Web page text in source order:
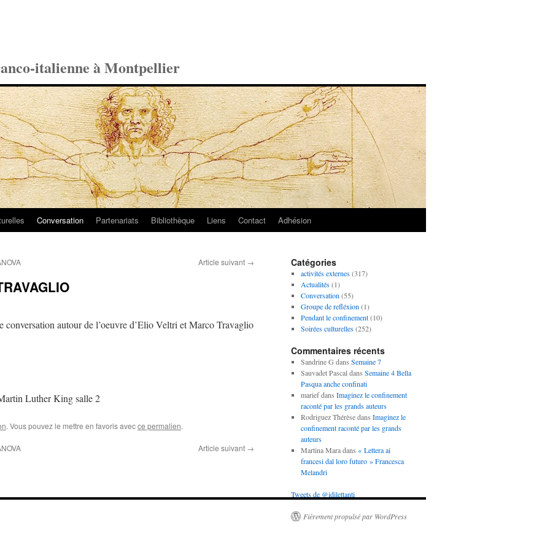
italienne à Montpellier
Conversation Partenariats Bibliothèque Liens Contact Adhésion
Article suivant →
conversation autour de l’oeuvre d’Elio Veltri et Marco Travaglio
Luther King salle 2
. Vous pouvez le mettre en favoris avecce permalien.
Article suivant →
Catégories
activités externes(317)
Actualités(1)
Conversation (55)
Groupe de refléxion (1)
Pendant le confinement(10)
Soirées culturelles(252)
Commentaires récents
Sandrine G dans Semaine 7
Sauvadet Pascaldans Semaine 4 Bella
Pasqua anche confinati
mariefdans Imaginez le confinement
raconté par les grands auteurs
Rodriguez Thérèsedans Imaginez le
confinement raconté par les grands
auteurs
Martina Maradans « Lettera ai
francesi dal loro futuro » Francesca
Melandri
Tweets de @idilettanti
Fièrement propulsé par WordPress